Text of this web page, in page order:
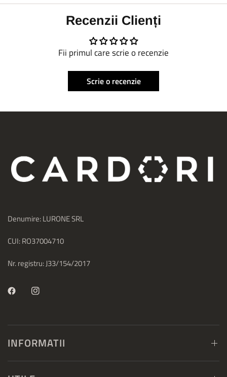
Recenzii Clienți
Fii primul care scrie o recenzie
Scrie o recenzie
Denumire: LURONE SRL
CUI: RO37004710
Nr. registru: J33/154/2017
INFORMATII